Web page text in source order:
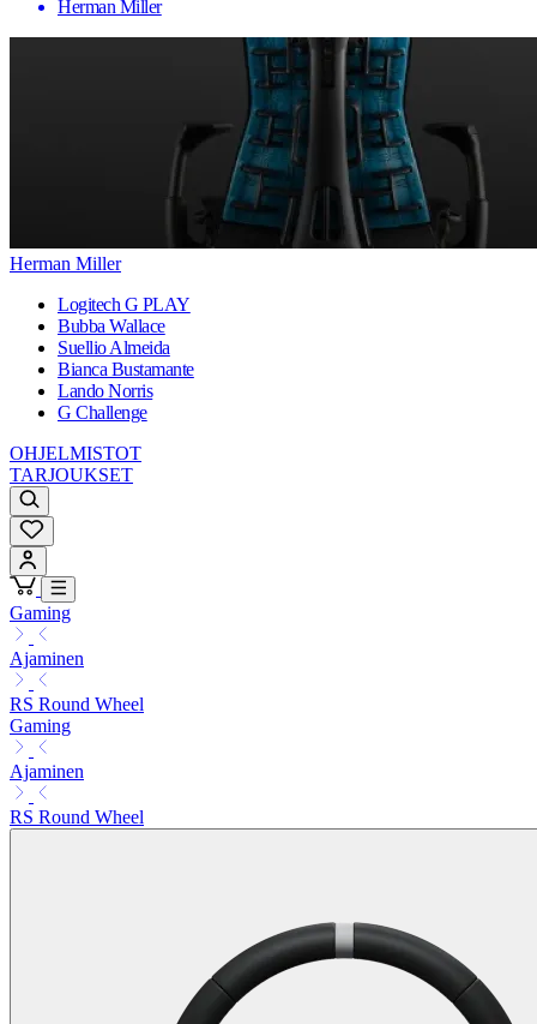
Herman Miller
Herman Miller
Logitech G PLAY
Bubba Wallace
Suellio Almeida
Bianca Bustamante
Lando Norris
G Challenge
OHJELMISTOT
TARJOUKSET
Gaming
Ajaminen
RS Round Wheel
Gaming
Ajaminen
RS Round Wheel